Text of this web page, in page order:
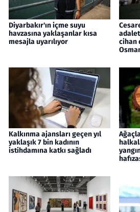
Diyarbakır'ın içme suyu
havzasına yaklaşanlar kısa
mesajla uyarılıyor
cihan
Kalkınma ajansları geçen yıl
yaklaşık 7 bin kadının
istihdamına katkı sağladı